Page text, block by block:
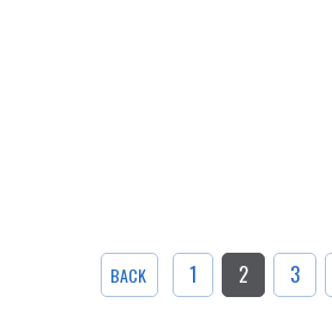
BACK 1 2 3